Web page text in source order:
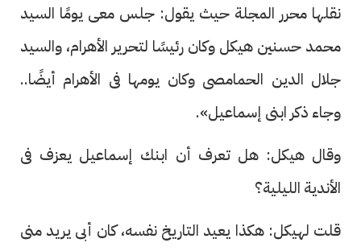
نقلها محرر المجلة حيث يقول: جلس معى يومًا السيد
محمد حسنين هيكل وكان رئيسًا لتحرير الأهرام، والسيد
جلال الدين الحمامصى وكان يومها فى الأهرام أيضًا..
وجاء ذكر ابنى إسماعيل».
وقال هيكل: هل تعرف أن ابنك إسماعيل يعزف فى
الأندية الليلية؟
قلت لهيكل: هكذا يعيد التاريخ نفسه، كان أبى يريد منى